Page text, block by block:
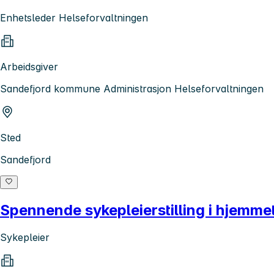
Enhetsleder Helseforvaltningen
Arbeidsgiver
Sandefjord kommune Administrasjon Helseforvaltningen
Sted
Sandefjord
Spennende sykepleierstilling i
Sykepleier